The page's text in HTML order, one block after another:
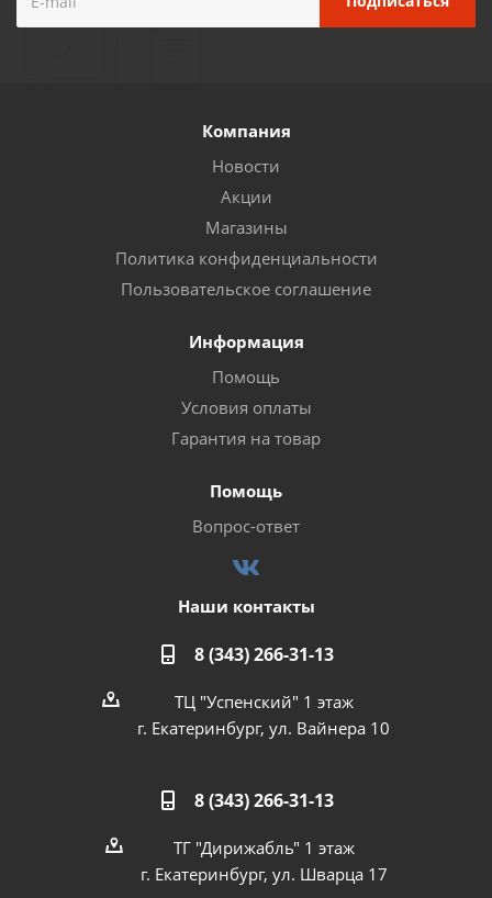
Компания
Новости
Акции
Магазины
Политика конфиденциальности
Пользовательское соглашение
Информация
Помощь
Условия оплаты
Гарантия на товар
Помощь
Вопрос-ответ
Наши контакты
8 (343) 266-31-13
ТЦ "Успенский" 1 этаж
г. Екатеринбург, ул. Вайнера 10
8 (343) 266-31-13
ТГ "Дирижабль" 1 этаж
г. Екатеринбург, ул. Шварца 17